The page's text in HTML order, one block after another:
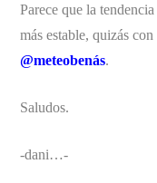
Parece que la
más estable, quizás
@meteobenás.
Saludos.
-dani…-